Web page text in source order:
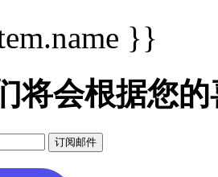
}}
将会根据您
订阅邮件